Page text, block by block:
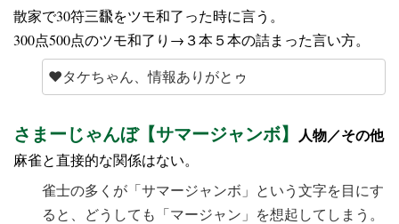
散家で30符三飜をツモ和了った時に言う。
300点500点のツモ和了り→３本５本の詰まった言い方。
♥タケちゃん、情報ありがとゥ
さまーじゃんぼ【サマージャンボ】 人物／その他
麻雀と直接的な関係はない。
雀士の多くが「サマージャンボ」という文字を目にす
ると、どうしても「マージャン」を想起してしまう。